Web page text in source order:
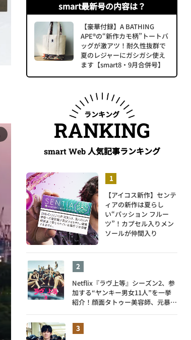
smart最新号の内容は？
【豪華付録】A BATHING
APE®の“新作カモ柄”トートバ
ッグが激アツ！耐久性抜群で
夏のレジャーにガシガシ使え
ます【smart8・9月合併号】
ランキング
RANKING
smart Web人気記事ランキング
【アイコス新作】センテ
ィアの新作は夏らし
い“パッション フルー
ツ”！カプセル入りメン
ソールが仲間入り
Netflix『ラヴ上等』シーズン2、参
加する“ヤンキー男女11人”を一挙
紹介！顔面タトゥー美容師、元暴走